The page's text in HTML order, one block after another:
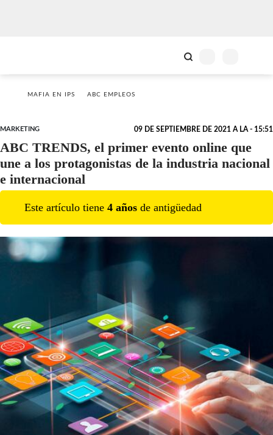
MAFIA EN IPS ABC EMPLEOS
MARKETING 09 DE SEPTIEMBRE DE 2021 A LA - 15:51
ABC TRENDS, el primer evento online que
une a los protagonistas de la industria nacional
e internacional
Este artículo tiene 4 años de antigüedad